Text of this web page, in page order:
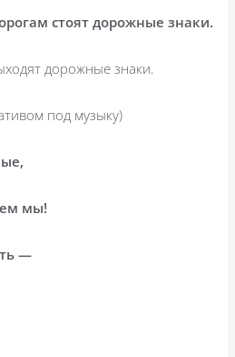
стоят дорожные знаки.
дорожные знаки.
под музыку)
мы!
—